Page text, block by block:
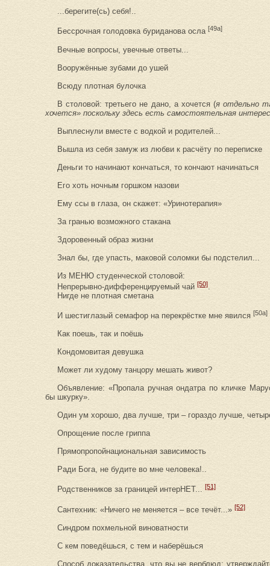
...берегите(сь) себя!..
Бессрочная голодовка буриданова осла [49а]
Вечные вопросы, увечные ответы...
Вооружённые зубами до ушей
Всюду плотная булочка
В столовой: третьего не дано, а хочется (я отдельно
хочется» поскольку здесь есть самостоятельная
Выплеснули вместе с водкой и родителей...
Вышла из себя замуж из любви к расчёту по переписке
Деньги то начинают кончаться, то кончают начинаться
Его хоть ночным горшком назови
Ему ссы в глаза, он скажет: «Уринотерапия»
За гранью возможного стакана
Здоровенный образ жизни
Знал бы, где упасть, маковой соломки бы подстелил...
Из МЕНЮ студенческой столовой:
Непрерывно-дифференцируемый чай [50]
Нигде не плотная сметана
И шестиглазый семафор на перекрёстке мне явился [50а]
Как поешь, так и поёшь
Кондомовитая девушка
Может ли худому танцору мешать живот?
Объявление: «Пропала ручная ондатра по кличке
бы шкурку».
Один ум хорошо, два лучше, три – гораздо лучше,
Опрощение после гриппа
Прямопропойнациональная зависимость
Ради Бога, не будите во мне человека!..
Родственников за границей интерНЕТ... [51]
Сантехник: «Ничего не меняется – все течёт...» [52]
Синдром похмельной виноватности
С кем поведёшься, с тем и наберёшься
Способ доказательства, что вы не верблюд: